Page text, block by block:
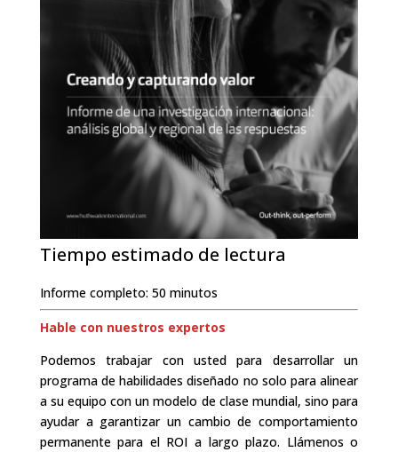
Tiempo estimado de lectura
Informe completo: 50 minutos
Hable con nuestros expertos
Podemos trabajar con usted para desarrollar un
programa de habilidades diseñado no solo para alinear
a su equipo con un modelo de clase mundial, sino para
ayudar a garantizar un cambio de comportamiento
permanente para el ROI a largo plazo. Llámenos o